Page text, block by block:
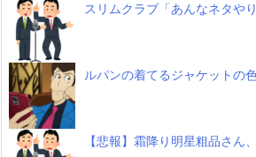
スリムクラブ「あんなネタや
ルパンの着てるジャケットの
【悲報】霜降り明星粗品さん